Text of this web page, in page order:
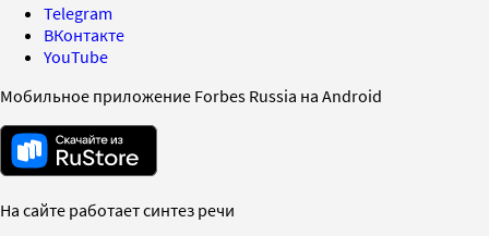
Telegram
ВКонтакте
YouTube
Мобильное приложение Forbes Russia на Android
На сайте работает синтез речи